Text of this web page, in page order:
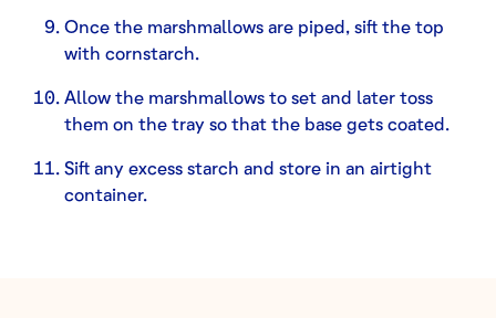
Once the marshmallows are piped, sift the top
with cornstarch.
Allow the marshmallows to set and later toss
them on the tray so that the base gets coated.
Sift any excess starch and store in an airtight
container.